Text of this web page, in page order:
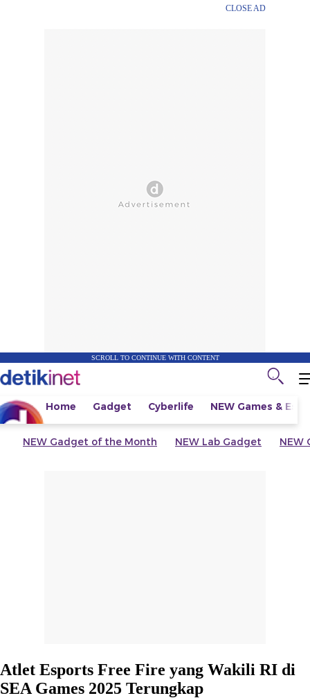
CLOSE AD
SCROLL TO CONTINUE WITH CONTENT
Home Gadget Cyberlife NEW Games &
NEW Gadget of the Month NEW Lab Gadget NEW
Atlet Esports Free Fire yang Wakili RI di
SEA Games 2025 Terungkap